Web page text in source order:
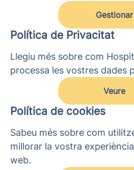
Gestionar
Política de Privacitat
Llegiu més sobre com
processa les vostres dades
Veure
Política de cookies
Sabeu més sobre com
millorar la vostra
web.